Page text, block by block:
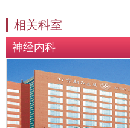
相关科室
神经内科